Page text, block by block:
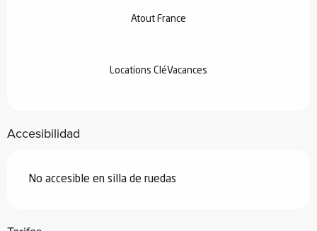
Atout France
Locations CléVacances
Accesibilidad
No accesible en silla de ruedas